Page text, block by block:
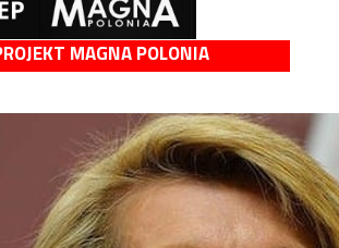
MAGNA POLONIA